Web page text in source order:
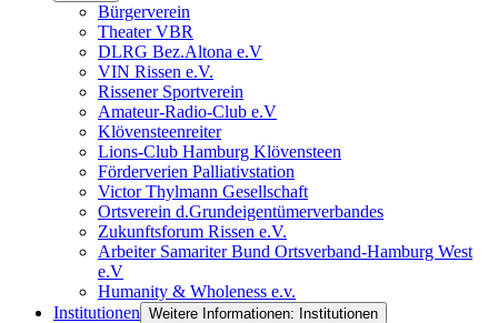
Bürgerverein
Theater VBR
DLRG Bez.Altona e.V
VIN Rissen e.V.
Rissener Sportverein
Amateur-Radio-Club e.V
Klövensteenreiter
Lions-Club Hamburg Klövensteen
Förderverien Palliativstation
Victor Thylmann Gesellschaft
Ortsverein d.Grundeigentümerverbandes
Zukunftsforum Rissen e.V.
Arbeiter Samariter Bund Ortsverband-Hamburg West
e.V
Humanity & Wholeness e.v.
Institutionen Weitere Informationen: Institutionen